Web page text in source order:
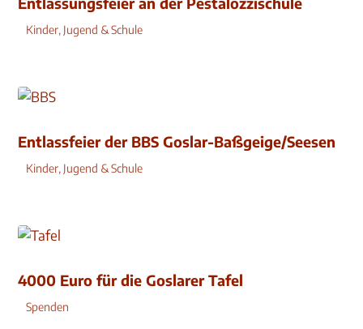
Kinder, Jugend & Schule
Entlassfeier der BBS Goslar-Baßgeige/Seesen
Kinder, Jugend & Schule
4000 Euro für die Goslarer Tafel
Spenden